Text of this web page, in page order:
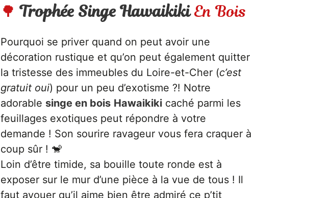
🌳 Trophée Singe HawaikikiEn Bois
Pourquoi se priver quand on peut avoir une
décoration rustique et qu’on peut également quitter
la tristesse des immeubles du Loire-et-Cher (c’est
gratuit oui) pour un peu d’exotisme ?! Notre
adorable singe en bois Hawaikikicaché parmi les
feuillages exotiques peut répondre à votre
demande ! Son sourire ravageur vous fera craquer à
coup sûr ! 🐒
Loin d’être timide, sa bouille toute ronde est à
exposer sur le mur d’une pièce à la vue de tous ! Il
faut avouer qu’il aime bien être admiré ce p’tit